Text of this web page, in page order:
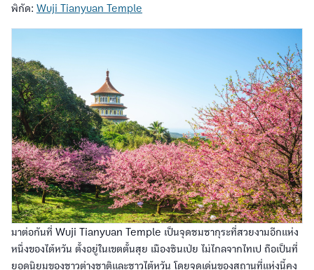
พิกัด: Wuji Tianyuan Temple
มาต่อกันที่ Wuji Tianyuan Temple เป็นจุดชมซากุระที่สวยงามอีกแห่ง
หนึ่งของไต้หวัน ตั้งอยู่ในเขตตั้นสุย เมืองซินเป่ย ไม่ไกลจากไทเป ถือเป็นที่
ยอดนิยมของชาวต่างชาติและชาวไต้หวัน โดยจุดเด่นของสถานที่แห่งนี้คง